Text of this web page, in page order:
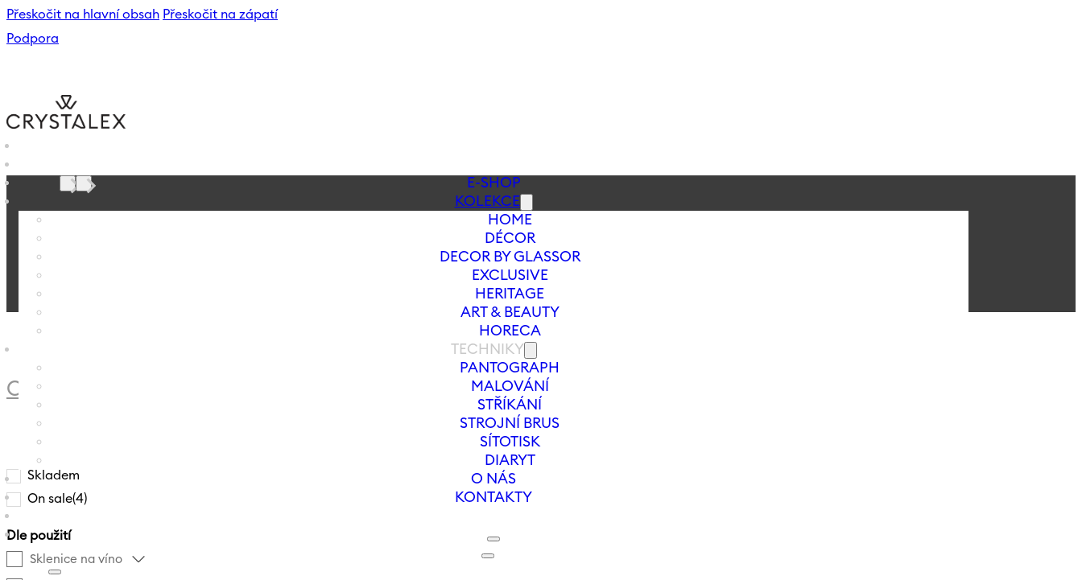
Přeskočit na hlavní obsah Přeskočit na zápatí
Podpora
B2B
E-SHOP
KOLEKCE
HOME
DÉCOR
DECOR BY GLASSOR
EXCLUSIVE
HERITAGE
ART & BEAUTY
HORECA
TECHNIKY
PANTOGRAPH
MALOVÁNÍ
STŘÍKÁNÍ
STROJNÍ BRUS
SÍTOTISK
DIARYT
O NÁS
KONTAKTY
CRYSTALEX
Skladem
On sale(4)
Dle použití
Sklenice na víno